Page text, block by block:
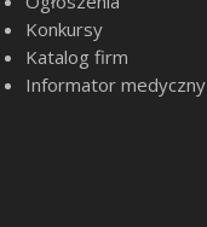
Konkursy
Katalog firm
Informator medyczny